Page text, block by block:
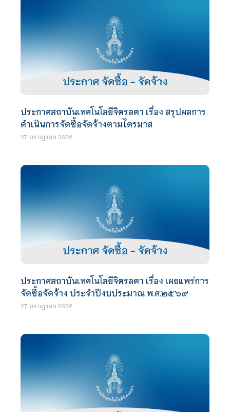
ประกาศสถาบันเทคโนโลยีจิตรลดา เรื่อง สรุปผลการ
ดำเนินการจัดซื้อจัดจ้างตามไตรมาส
27 กรกฎาคม 2026
ประกาศสถาบันเทคโนโลยีจิตรลดา เรื่อง เผยแพร่การ
จัดซื้อจัดจ้าง ประจำปีงบประมาณ พ.ศ.๒๕๖๙
27 กรกฎาคม 2026